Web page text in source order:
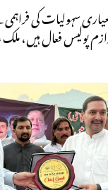
سہولیات کی
پولیس فعال ہیں،